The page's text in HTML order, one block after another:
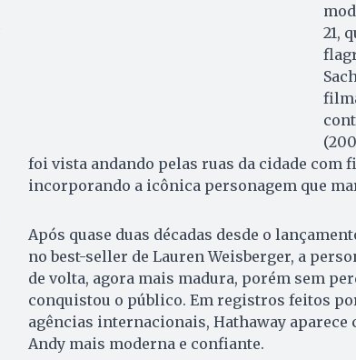
21,
foi vista andando pelas ruas da cidade com
incorporando a icônica personagem que
Após quase duas décadas desde o
no best-seller de Lauren Weisberger, a
de volta, agora mais madura, porém sem
conquistou o público. Em registros feitos
agências internacionais, Hathaway aparece
Andy mais moderna e confiante.